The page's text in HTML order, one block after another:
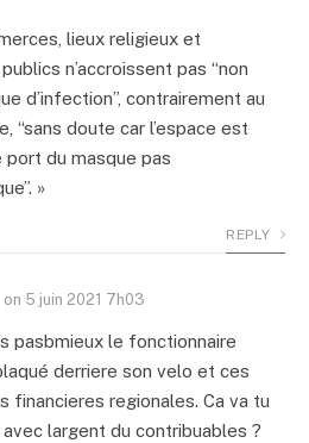
lieux religieux et
n’accroissent pas “non
d’infection”, contrairement au
“sans doute car l’espace est
du masque pas
»
REPLY
on 5 juin 2021 7h03
pasbmieux le fonctionnaire
derriere son velo et ces
financieres regionales. Ca va tu
largent du contribuables ?